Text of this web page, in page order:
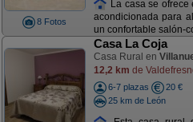
8 Fotos
La casa se ofrece
acondicionada para
un confortable salón-
Casa La Coja
Casa Rural en
12,2 km de
6-7 plazas
20 €
25 km de León